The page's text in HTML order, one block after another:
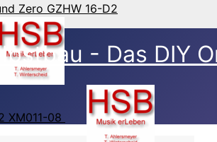
Zero GZHW 16-D2
XM011-08
- Das DIY